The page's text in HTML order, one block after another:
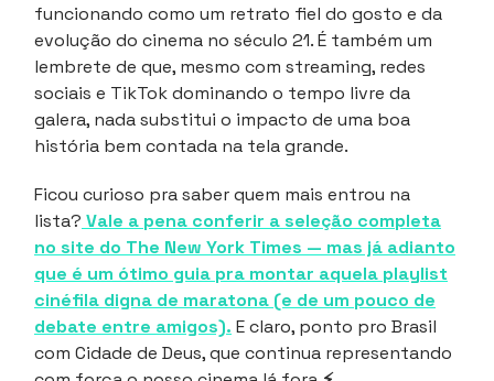
funcionando como um retrato fiel do gosto e da
evolução do cinema no século 21. É também um
lembrete de que, mesmo com streaming, redes
sociais e TikTok dominando o tempo livre da
galera, nada substitui o impacto de uma boa
história bem contada na tela grande.
Ficou curioso pra saber quem mais entrou na
lista? Vale a pena conferir a seleção completa
no site do The New York Times — mas já adianto
que é um ótimo guia pra montar aquela playlist
cinéfila digna de maratona (e de um pouco de
debate entre amigos). E claro, ponto pro Brasil
com Cidade de Deus, que continua representando